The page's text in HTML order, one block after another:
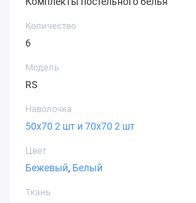
Количество
6
Модель
RS
Наволочка
50х70 2 шт и 70х70 2 шт
Цвет
Бежевый, Белый
Ткань